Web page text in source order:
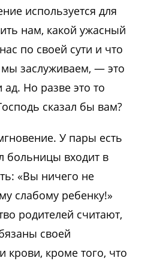
используется для
нам, какой ужасный
по своей сути и что
мы заслуживаем, — это
Но разве это то
сказал бы вам?
У пары есть
больницы входит в
«Вы ничего не
слабому ребенку!»
родителей считают,
своей
крови, кроме того, что